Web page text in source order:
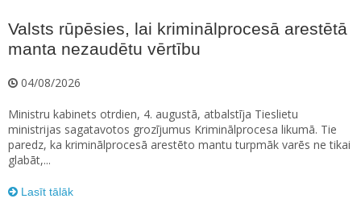
Valsts rūpēsies, lai kriminālprocesā arestētā
manta nezaudētu vērtību
04/08/2026
Ministru kabinets otrdien, 4. augustā, atbalstīja Tieslietu
ministrijas sagatavotos grozījumus Kriminālprocesa likumā. Tie
paredz, ka kriminālprocesā arestēto mantu turpmāk varēs ne tikai
glabāt,...
Lasīt tālāk